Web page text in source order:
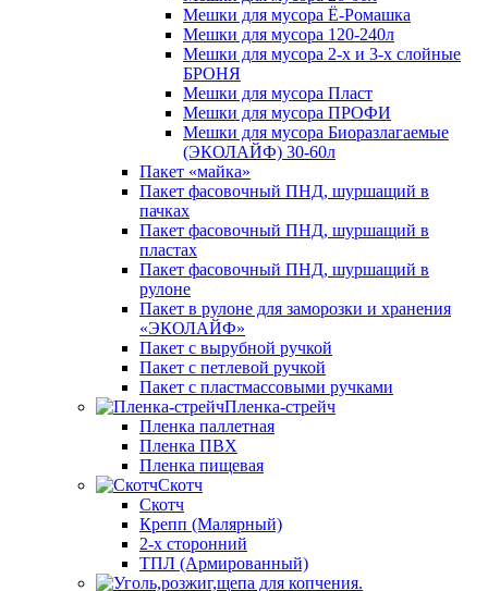
Мешки для мусора Ё-Ромашка
Мешки для мусора 120-240л
Мешки для мусора 2-х и 3-х слойные
БРОНЯ
Мешки для мусора Пласт
Мешки для мусора ПРОФИ
Мешки для мусора Биоразлагаемые
(ЭКОЛАЙФ) 30-60л
Пакет «майка»
Пакет фасовочный ПНД, шуршащий в
пачках
Пакет фасовочный ПНД, шуршащий в
пластах
Пакет фасовочный ПНД, шуршащий в
рулоне
Пакет в рулоне для заморозки и хранения
«ЭКОЛАЙФ»
Пакет с вырубной ручкой
Пакет с петлевой ручкой
Пакет с пластмассовыми ручками
Пленка-стрейч
Пленка паллетная
Пленка ПВХ
Пленка пищевая
Скотч
Скотч
Крепп (Малярный)
2-х сторонний
ТПЛ (Армированный)